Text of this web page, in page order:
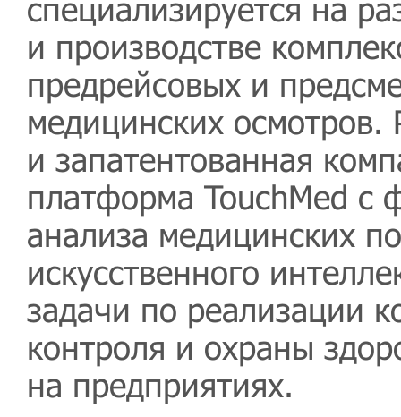
специализируется на
и производстве
предрейсовых и
медицинских осмотров.
и запатентованная
платформа TouchMed с
анализа медицинских
искусственного
задачи по реализации
контроля и охраны
на предприятиях.